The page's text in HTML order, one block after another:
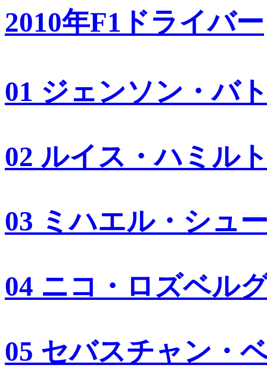
2010年F1ドライバー
01 ジェンソン・バ
02 ルイス・ハミル
03 ミハエル・シュ
04 ニコ・ロズベル
05 セバスチャン・